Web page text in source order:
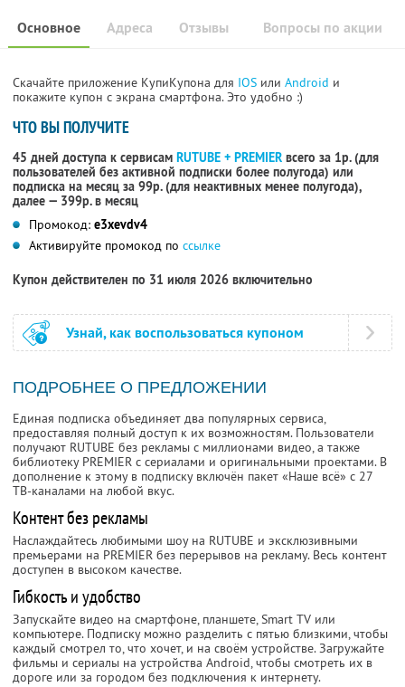
Основное Отзывы Вопросы по акции
Адреса
Скачайте приложение КупиКупона для IOS или Android и
покажите купон с экрана смартфона. Это удобно :)
ЧТО ВЫ ПОЛУЧИТЕ
45 дней доступа к сервисам RUTUBE + PREMIER всего за 1р. (для
пользователей без активной подписки более полугода) или
подписка на месяц за 99р. (для неактивных менее полугода),
далее — 399р. в месяц
Промокод: e3xevdv4
Активируйте промокод по ссылке
Купон действителен по 31 июля 2026 включительно
Узнай, как воспользоваться купоном
ПОДРОБНЕЕ О ПРЕДЛОЖЕНИИ
Единая подписка объединяет два популярных сервиса,
предоставляя полный доступ к их возможностям. Пользователи
получают RUTUBE без рекламы с миллионами видео, а также
библиотеку PREMIER с сериалами и оригинальными проектами. В
дополнение к этому в подписку включён пакет «Наше всё» с 27
ТВ-каналами на любой вкус.
Контент без рекламы
Наслаждайтесь любимыми шоу на RUTUBE и эксклюзивными
премьерами на PREMIER без перерывов на рекламу. Весь контент
доступен в высоком качестве.
Гибкость и удобство
Запускайте видео на смартфоне, планшете, Smart TV или
компьютере. Подписку можно разделить с пятью близкими, чтобы
каждый смотрел то, что хочет, и на своём устройстве. Загружайте
фильмы и сериалы на устройства Android, чтобы смотреть их в
дороге или за городом без подключения к интернету.